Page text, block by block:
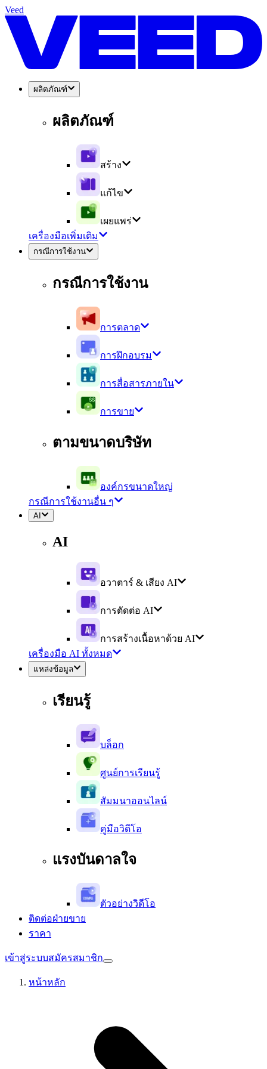
Veed
ผลิตภัณฑ์
ผลิตภัณฑ์
สร้าง
แก้ไข
เผยแพร่
เครื่องมือเพิ่มเติม
กรณีการใช้งาน
กรณีการใช้งาน
การตลาด
การฝึกอบรม
การสื่อสารภายใน
การขาย
ตามขนาดบริษัท
องค์กรขนาดใหญ่
กรณีการใช้งานอื่น ๆ
AI
AI
อวาตาร์ & เสียง AI
การตัดต่อ AI
การสร้างเนื้อหาด้วย AI
เครื่องมือ AI ทั้งหมด
แหล่งข้อมูล
เรียนรู้
บล็อก
ศูนย์การเรียนรู้
สัมมนาออนไลน์
คู่มือวิดีโอ
แรงบันดาลใจ
ตัวอย่างวิดีโอ
ติดต่อฝ่ายขาย
ราคา
เข้าสู่ระบบสมัครสมาชิก
หน้าหลัก